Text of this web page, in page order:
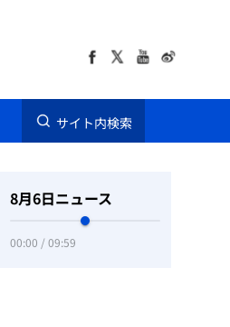
サイト内検索
8月6日ニュース
00:00 / 09:59